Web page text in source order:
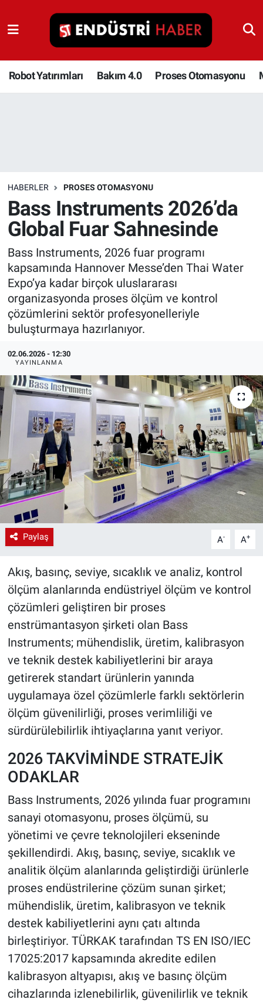
Robot Yatırımları Bakım 4.0 Proses Otomasyonu
HABERLER PROSES OTOMASYONU
Bass Instruments 2026’da
Global Fuar Sahnesinde
Bass Instruments, 2026 fuar programı
kapsamında Hannover Messe’den Thai Water
Expo’ya kadar birçok uluslararası
organizasyonda proses ölçüm ve kontrol
çözümlerini sektör profesyonelleriyle
buluşturmaya hazırlanıyor.
02.06.2026 - 12:30
YAYINLANMA
Paylaş A- A+
Akış, basınç, seviye, sıcaklık ve analiz, kontrol
ölçüm alanlarında endüstriyel ölçüm ve kontrol
çözümleri geliştiren bir proses
enstrümantasyon şirketi olan Bass
Instruments; mühendislik, üretim, kalibrasyon
ve teknik destek kabiliyetlerini bir araya
getirerek standart ürünlerin yanında
uygulamaya özel çözümlerle farklı sektörlerin
ölçüm güvenilirliği, proses verimliliği ve
sürdürülebilirlik ihtiyaçlarına yanıt veriyor.
2026 TAKVİMİNDE STRATEJİK
ODAKLAR
Bass Instruments, 2026 yılında fuar programını
sanayi otomasyonu, proses ölçümü, su
yönetimi ve çevre teknolojileri ekseninde
şekillendirdi. Akış, basınç, seviye, sıcaklık ve
analitik ölçüm alanlarında geliştirdiği ürünlerle
proses endüstrilerine çözüm sunan şirket;
mühendislik, üretim, kalibrasyon ve teknik
destek kabiliyetlerini aynı çatı altında
birleştiriyor. TÜRKAK tarafından TS EN ISO/IEC
17025:2017 kapsamında akredite edilen
kalibrasyon altyapısı, akış ve basınç ölçüm
cihazlarında izlenebilirlik, güvenilirlik ve teknik
Robot Yatırımları
Bakım 4.0
Depolama Çözümleri
İnşaat ve Malzeme
HaberOrtak
EndüstriST
Enerjisini Üreten Fabrikalar
Ağır Sanayi Çözümleri